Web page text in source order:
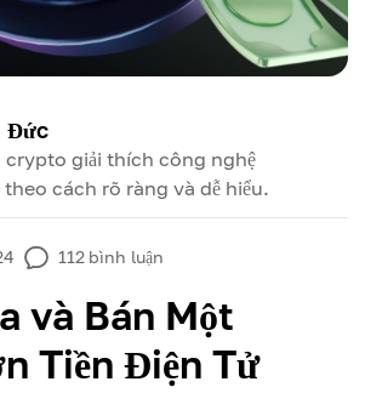
Đức
crypto giải thích công nghệ
cách rõ ràng và dễ hiểu.
112 bình luận
và Bán Một
Tiền Điện Tử